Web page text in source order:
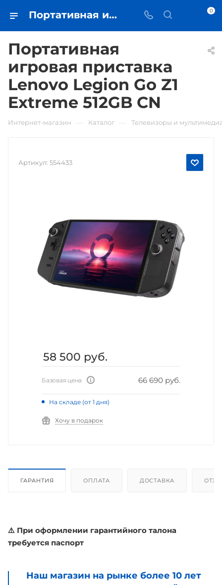
Портативная игровая приставка Lenovo Legion Go Z1 Extreme 512GB CN • купить в Самаре - iЧехол 0
Портативная
игровая приставка
Lenovo Legion Go Z1
Extreme 512GB CN
Интернет-магазин Каталог Телевизоры и
Артикул: 554433
58 500 руб.
Базовая цена 66 690 руб.
На складе (от 1 дня)
Хочу в подарок
ГАРАНТИЯ ОПЛАТА ДОСТАВКА
⚠️ При оформлении гарантийного талона
требуется паспорт
Наш магазин на рынке более 10 лет